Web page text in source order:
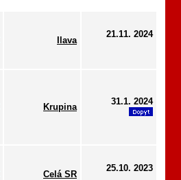
Ilava
21.11. 2024
Krupina
31.1. 2024
Celá SR
25.10. 2023